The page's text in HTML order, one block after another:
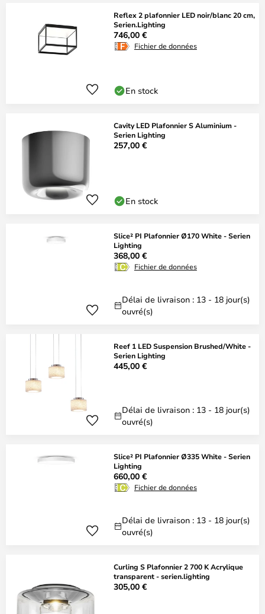
Reflex 2 plafonnier LED noir/blanc 20 cm,
Serien.Lighting
746,00 €
Fichier de données
En stock
Cavity LED Plafonnier S Aluminium -
Serien Lighting
257,00 €
En stock
Slice² PI Plafonnier Ø170 White - Serien
Lighting
368,00 €
Fichier de données
Délai de livraison : 13 - 18 jour(s)
ouvré(s)
Reef 1 LED Suspension Brushed/White -
Serien Lighting
445,00 €
Délai de livraison : 13 - 18 jour(s)
ouvré(s)
Slice² PI Plafonnier Ø335 White - Serien
Lighting
660,00 €
Fichier de données
Délai de livraison : 13 - 18 jour(s)
ouvré(s)
Curling S Plafonnier 2 700 K Acrylique
transparent - serien.lighting
305,00 €